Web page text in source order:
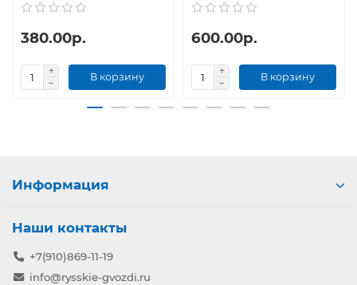
380.00р.
В корзину
600.00р.
В корзину
Информация
Наши контакты
+7(910)869-11-19
info@rysskie-gvozdi.ru